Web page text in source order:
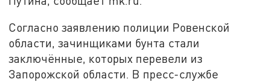
Согласно заявлению полиции Ровенской
области, зачинщиками бунта стали
заключённые, которых перевели из
Запорожской области. В пресс-службе